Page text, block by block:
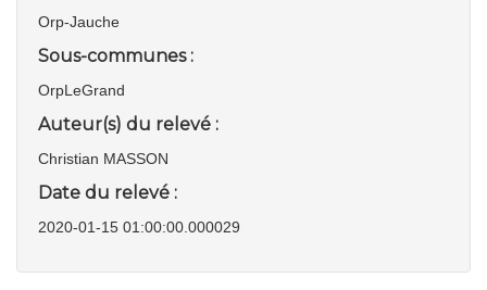
Orp-Jauche
Sous-communes :
OrpLeGrand
Auteur(s) du relevé :
Christian MASSON
Date du relevé :
2020-01-15 01:00:00.000029